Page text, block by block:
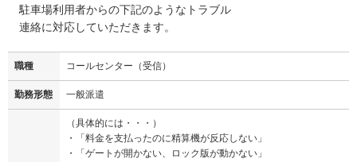
駐車場利用者からの下記のようなトラブル
連絡に対応していただきます。
職種 コールセンター（受信）
勤務形態 一般派遣
（具体的には・・・）
・「料金を支払ったのに精算機が反応しない」
・「ゲートが開かない、ロック版が動かない」